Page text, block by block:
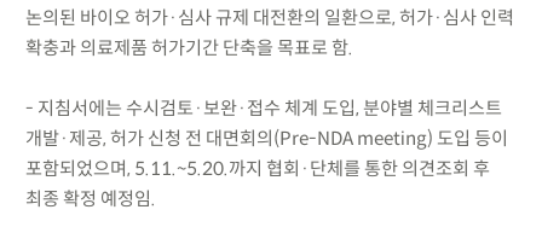
논의된 바이오 허가·심사 규제 대전환의 일환으로, 허가·심사 인력
확충과 의료제품 허가기간 단축을 목표로 함.
- 지침서에는 수시검토·보완·접수 체계 도입, 분야별 체크리스트
개발·제공, 허가 신청 전 대면회의(Pre-NDA meeting) 도입 등이
포함되었으며, 5.11.~5.20.까지 협회·단체를 통한 의견조회 후
최종 확정 예정임.